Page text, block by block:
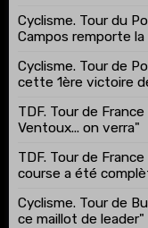
Cyclisme. Tour du
Campos remporte la
Cyclisme. Tour de
cette 1ère victoire
TDF. Tour de
Ventoux... on verra"
TDF. Tour de
course a été
Cyclisme. Tour de
ce maillot de leader"